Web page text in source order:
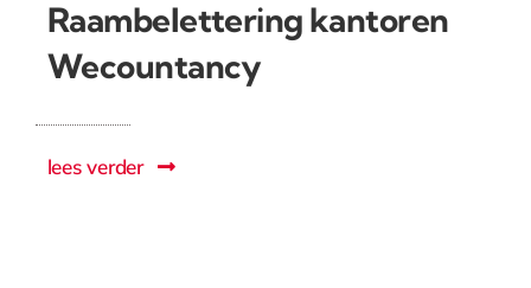
Raambelettering kantoren
Wecountancy
lees verder